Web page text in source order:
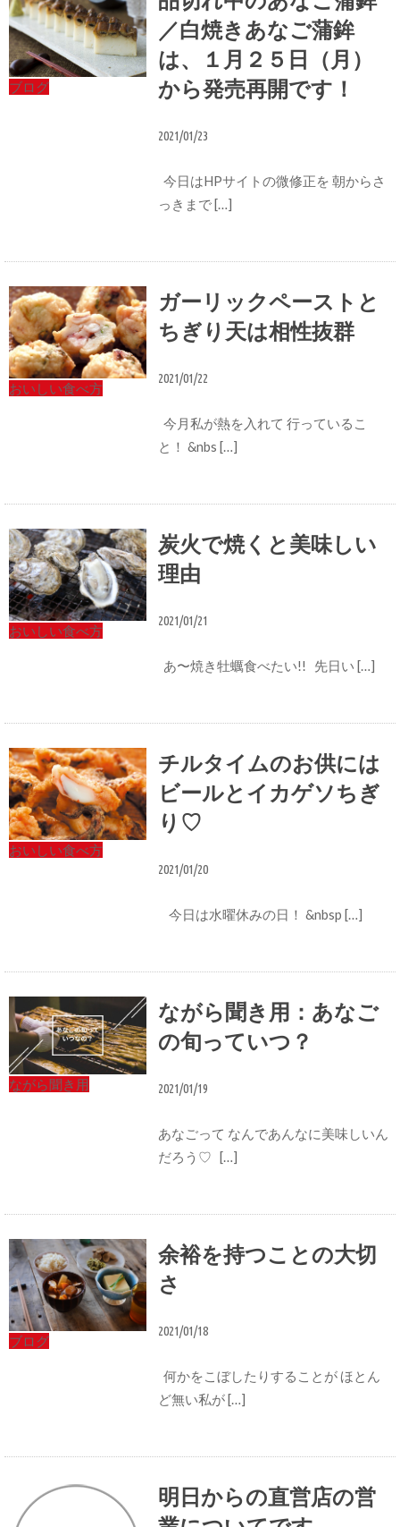
ブログ
／白焼きあなご蒲鉾
は、１月２５日（月）
から発売再開です！
2021/01/23
今日はHPサイトの微修正を 朝からさ
っきまで […]
おいしい食べ方
ガーリックペーストと
ちぎり天は相性抜群
2021/01/22
今月私が熱を入れて 行っているこ
と！ &nbs […]
おいしい食べ方
炭火で焼くと美味しい
理由
2021/01/21
あ〜焼き牡蠣食べたい!! 先日い […]
おいしい食べ方
チルタイムのお供には
ビールとイカゲソちぎ
り♡
2021/01/20
今日は水曜休みの日！ &nbsp […]
ながら聞き用
ながら聞き用：あなご
の旬っていつ？
2021/01/19
あなごって なんであんなに美味しいん
だろう♡ […]
ブログ
余裕を持つことの大切
さ
2021/01/18
何かをこぼしたりすることが ほとん
ど無い私が […]
明日からの直営店の営